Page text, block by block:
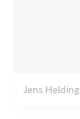
Jens Helding